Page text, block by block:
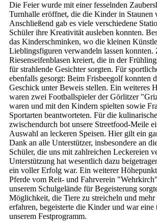
Die Feier wurde mit einer fesselnden
Turnhalle eröffnet, die die Kinder in Staunen
Anschließend gab es viele verschiedene
Schüler ihre Kreativität ausleben konnten.
das Kinderschminken, wo die kleinen
Lieblingsfiguren verwandeln lassen konnten.
Riesenseifenblasen kreiert, die in der
für strahlende Gesichter sorgten. Für
ebenfalls gesorgt: Beim Frisbeegolf konnten
Geschick unter Beweis stellen. Ein weiteres
waren zwei Footballspieler der Görlitzer
waren und mit den Kindern spielten sowie
Sportarten beantworteten. Für die
zwischendurch bot unsere Streetfood-Meile
Auswahl an leckeren Speisen. Hier gilt ein
Dank an alle Unterstützer, insbesondere an
Schüler, die uns mit zahlreichen Leckereien
Unterstützung hat wesentlich dazu
ein voller Erfolg war. Ein weiterer
Pferde vom Reit- und Fahrverein
unserem Schulgelände für Begeisterung
Möglichkeit, die Tiere zu streicheln und mehr
erfahren, begeisterte die Kinder und war eine
unserem Festprogramm.